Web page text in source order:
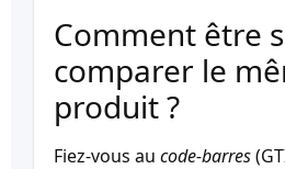
Comment être
comparer le
produit ?
Fiez-vous au code-barres